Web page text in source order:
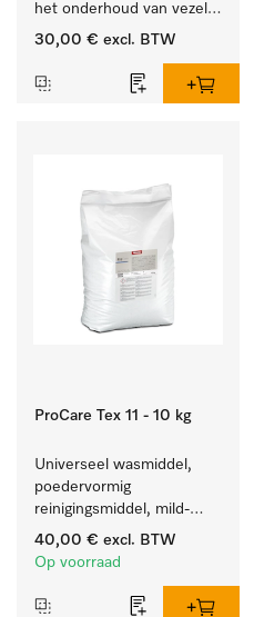
het onderhoud van vezels
zodat het textiel lang
30,00 € excl. BTW
ProCare Tex 11 - 10 kg
Universeel wasmiddel,
poedervormig
reinigingsmiddel, mild-
alkalisch, 10 kg voor het
reinigen van wit wasgoed
40,00 € excl. BTW
Op voorraad